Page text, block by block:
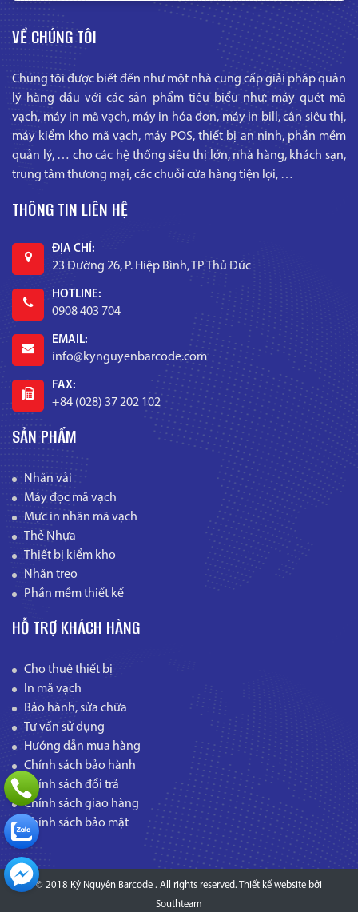
VỀ CHÚNG TÔI
Chúng tôi được biết đến như một nhà cung cấp giải pháp quản
lý hàng đầu với các sản phẩm tiêu biểu như: máy quét mã
vạch, máy in mã vạch, máy in hóa đơn, máy in bill, cân siêu thị,
máy kiểm kho mã vạch, máy POS, thiết bị an ninh, phần mềm
quản lý, … cho các hệ thống siêu thị lớn, nhà hàng, khách sạn,
trung tâm thương mại, các chuỗi cửa hàng tiện lợi, …
THÔNG TIN LIÊN HỆ
ĐỊA CHỈ:
23 Đường 26, P. Hiệp Bình, TP Thủ Đức
HOTLINE:
0908 403 704
EMAIL:
info@kynguyenbarcode.com
FAX:
+84 (028) 37 202 102
SẢN PHẨM
Nhãn vải
Máy đọc mã vạch
Mực in nhãn mã vạch
Thẻ Nhựa
Thiết bị kiểm kho
Nhãn treo
Phần mềm thiết kế
HỖ TRỢ KHÁCH HÀNG
Cho thuê thiết bị
In mã vạch
Bảo hành, sửa chữa
Tư vấn sử dụng
Hướng dẫn mua hàng
Chính sách bảo hành
Chính sách đổi trả
Chính sách giao hàng
Chính sách bảo mật
© 2018 Kỷ Nguyên Barcode . All rights reserved. Thiết kế website bởi
Southteam